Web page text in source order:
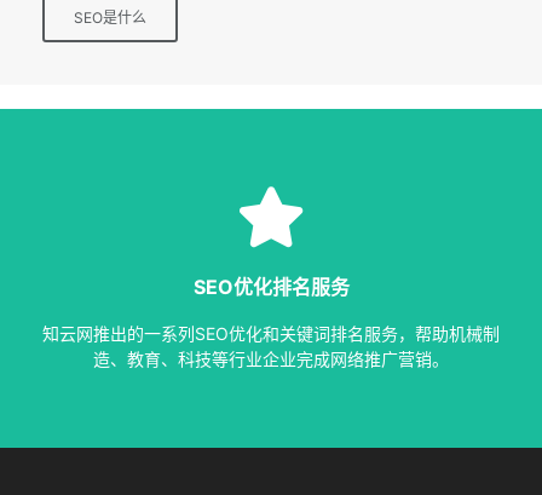
SEO是什么
SEO优化排名服务
知云网推出的一系列SEO优化和关键词排名服务，帮助机械制
造、教育、科技等行业企业完成网络推广营销。
SEO服务中心
等多种服务，从容应对各种优化需求。
SEO服务